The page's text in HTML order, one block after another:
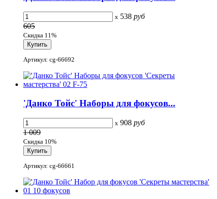
x 538 руб
605
Скидка 11%
Артикул: cg-66692
'Данко Тойс' Наборы для фокусов...
x 908 руб
1 009
Скидка 10%
Артикул: cg-66661